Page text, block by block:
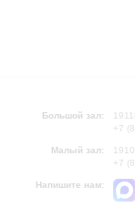
Большой зал:
+7
Малый зал:
+7
Напишите нам: